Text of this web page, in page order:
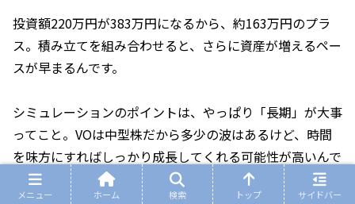
投資額220万円が383万円になるから、約163万円のプラ
ス。積み立てを組み合わせると、さらに資産が増えるペー
スが早まるんです。
シミュレーションのポイントは、やっぱり「長期」が大事
ってこと。VOは中型株だから多少の波はあるけど、時間
を味方にすればしっかり成長してくれる可能性が高いんで
す。
メニュー ホーム 検索 トップ サイドバー